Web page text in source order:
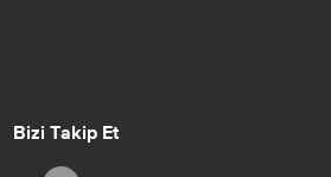
Bizi Takip Et